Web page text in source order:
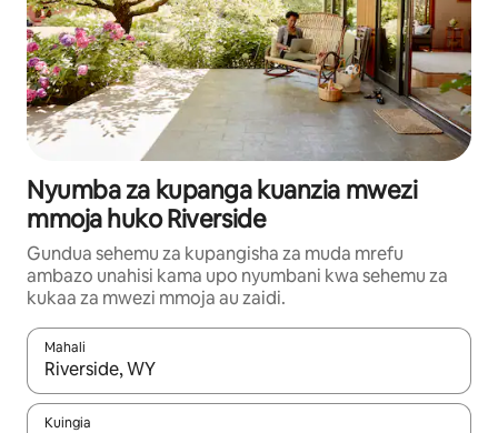
Nyumba za kupanga kuanzia mwezi
mmoja huko Riverside
Gundua sehemu za kupangisha za muda mrefu
ambazo unahisi kama upo nyumbani kwa sehemu za
kukaa za mwezi mmoja au zaidi.
Mahali
Wakati matokeo yanapatikana, vinjari kwa kutumia vitufe vya
Kuingia